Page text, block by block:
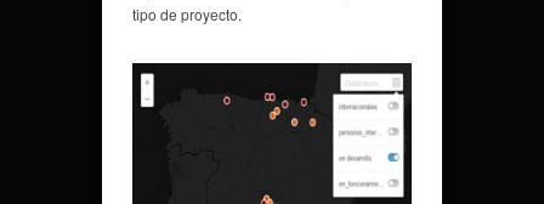
tipo de proyecto.